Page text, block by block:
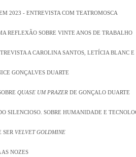
2023 - ENTREVISTA COM TEATROMOSCA
REFLEXÃO SOBRE VINTE ANOS DE TRABALHO
A CAROLINA SANTOS, LETÍCIA BLANC
GONÇALVES DUARTE
QUASE UM PRAZER DE GONÇALO DUARTE
SILENCIOSO. SOBRE HUMANIDADE E
SER VELVET GOLDMINE
AS NOZES